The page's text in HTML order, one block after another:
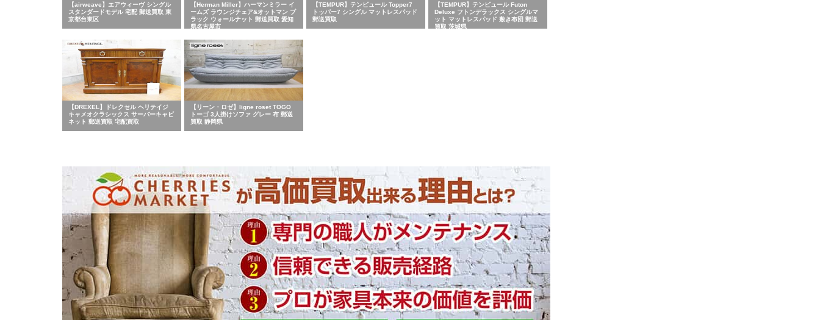
【airweave】エアウィーヴ シングル
スタンダードモデル 宅配 郵送買取 東
京都台東区
【Herman Miller】ハーマンミラー イ
ームズ ラウンジチェア&オットマン ブ
ラック ウォールナット 郵送買取 愛知
県名古屋市
【TEMPUR】テンピュール Topper7
トッパー7 シングル マットレスパッド
郵送買取
【TEMPUR】テンピュール Futon
Deluxe フトンデラックス シングルマ
ット マットレスパッド 敷き布団 郵送
買取 茨城県
【DREXEL】ドレクセル ヘリテイジ
キャメオクラシックス サーバーキャビ
ネット 郵送買取 宅配買取
【リーン・ロゼ】ligne roset TOGO
トーゴ 3人掛けソファ グレー 布 郵送
買取 静岡県